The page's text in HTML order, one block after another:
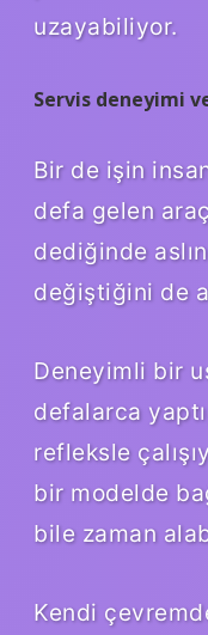
uzayabiliyor.
Servis deneyimi
Bir de işin
defa gelen
dediğinde
değiştiğini de
Deneyimli bir
defalarca
refleksle
bir modelde
bile zaman
Kendi